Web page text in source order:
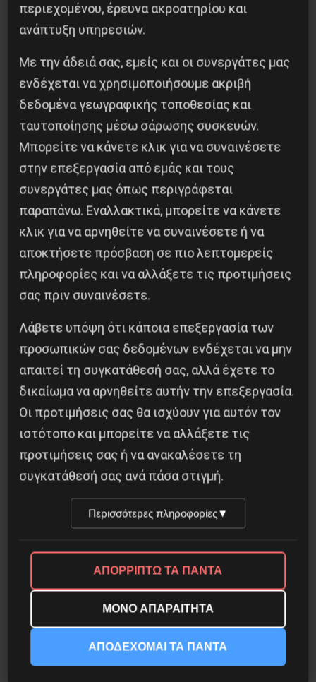
Besa, το νέο πολιτικό μανιφέστο του Ράμα
5 Αυγούστου 2026
Η Φινλανδία στο ρυθμό του πολέμου
3 Αυγούστου 2026
Διδάκτορας μαθηματικών στο Παρίσι ο
Αλέξανδρος Γιωτόπουλος
περιεχομένου, έρευνα ακροατηρίου και
ανάπτυξη υπηρεσιών.
Με την άδειά σας, εμείς και οι συνεργάτες μας
ενδέχεται να χρησιμοποιήσουμε ακριβή
δεδομένα γεωγραφικής τοποθεσίας και
ταυτοποίησης μέσω σάρωσης συσκευών.
Μπορείτε να κάνετε κλικ για να συναινέσετε
στην επεξεργασία από εμάς και τους
συνεργάτες μας όπως περιγράφεται
παραπάνω. Εναλλακτικά, μπορείτε να κάνετε
κλικ για να αρνηθείτε να συναινέσετε ή να
αποκτήσετε πρόσβαση σε πιο λεπτομερείς
πληροφορίες και να αλλάξετε τις προτιμήσεις
σας πριν συναινέσετε.
Λάβετε υπόψη ότι κάποια επεξεργασία των
προσωπικών σας δεδομένων ενδέχεται να μην
απαιτεί τη συγκατάθεσή σας, αλλά έχετε το
δικαίωμα να αρνηθείτε αυτήν την επεξεργασία.
Οι προτιμήσεις σας θα ισχύουν για αυτόν τον
ιστότοπο και μπορείτε να αλλάξετε τις
προτιμήσεις σας ή να ανακαλέσετε τη
συγκατάθεσή σας ανά πάσα στιγμή.
Περισσότερες πληροφορίες▼
ΑΠΟΡΡΙΠΤΩ ΤΑ ΠΑΝΤΑ
ΜΟΝΟ ΑΠΑΡΑΙΤΗΤΑ
ΑΠΟΔΕΧΟΜΑΙ ΤΑ ΠΑΝΤΑ